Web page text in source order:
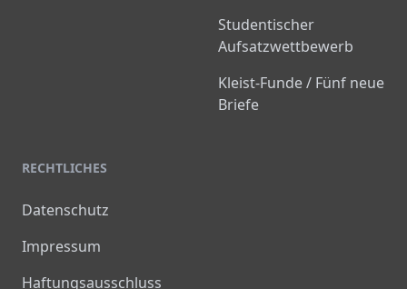
Studentischer
Aufsatzwettbewerb
Kleist-Funde / Fünf neue
Briefe
RECHTLICHES
Datenschutz
Impressum
Haftungsausschluss